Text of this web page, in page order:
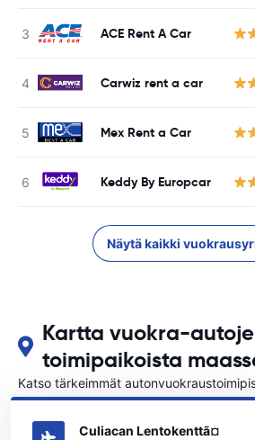
ACE Rent A Car
Carwiz rent a car
Mex Rent a Car
Keddy By Europcar
Näytä kaikki
Kartta vuokra-
toimipaikoista
Katso tärkeimmät
Culiacan
Culiacan Lentokenttã¤